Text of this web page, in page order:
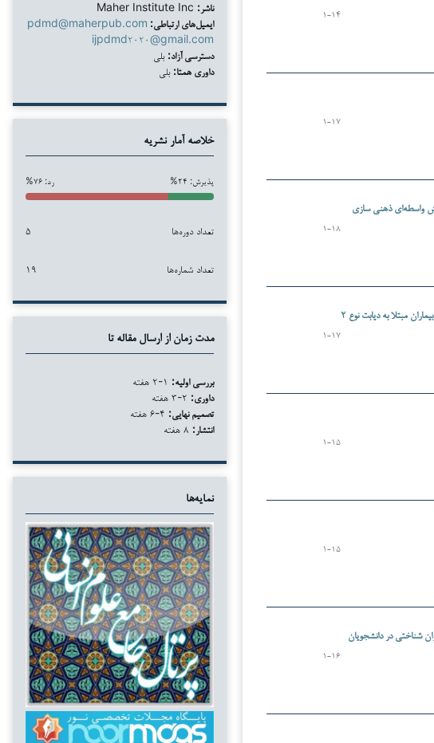
۱-۱۴
۱-۱۷
واسطه‌ای ذهنی سازی
۱-۱۸
مبتلا به دیابت نوع ۲
۱-۱۷
۱-۱۵
۱-۱۵
شناختی در دانشجویان
۱-۱۶
ناشر:
ایمیل‌های ارتباطی: pdmd@maherpub.com
ijpdmd۲۰۲۰@gmail.com
دسترسی آزاد: بلی
داوری همتا: بلی
خلاصه آمار نشریه
پذیرش: ۲۴% رد: ۷۶%
تعداد دوره‌ها ۵
تعداد شماره‌ها ۱۹
مدت زمان از ارسال مقاله تا
بررسی اولیه:
داوری:
تصمیم نهایی:
انتشار:
نمایه‌ها